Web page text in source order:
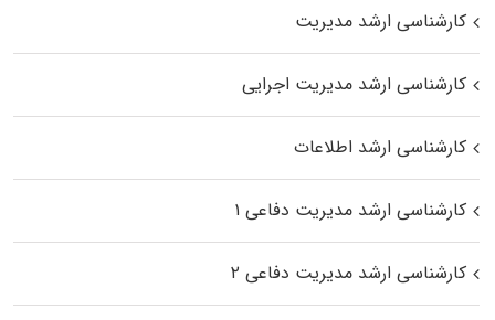
کارشناسی ارشد مدیریت
کارشناسی ارشد مدیریت اجرایی
کارشناسی ارشد اطلاعات
کارشناسی ارشد مدیریت دفاعی ۱
کارشناسی ارشد مدیریت دفاعی ۲